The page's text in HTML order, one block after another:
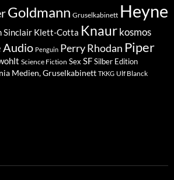
Goldmann Gruselkabinett Heyne
Sinclair Klett-Cotta Knaur kosmos
Audio Penguin Perry Rhodan Piper
Science Fiction Sex SFSilber Edition
Medien, Gruselkabinett TKKG Ulf Blanck